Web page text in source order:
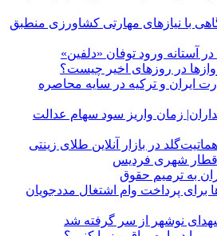
با نیازهای مهارتی کشاورزی منطبق
آستانه ورود توفان «دلفین»
در روزهای اخیر چیست؟
تجارت ایران و ترکیه در سایه محاصره
زمان واریز سود سهام عدالت
قطار شهری فردیس
به ترمیم حقوق
برای پرداخت وام اشتغال مددجویان
نوشهر از سر گرفته شد